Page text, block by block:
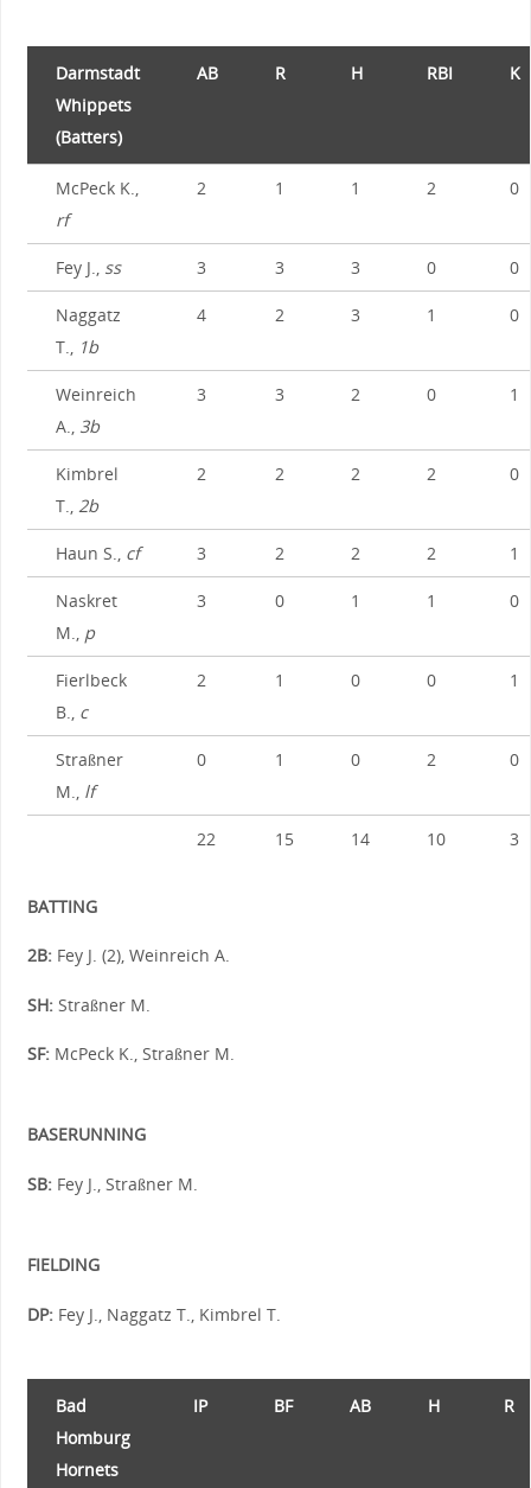
Darmstadt
Whippets
(Batters)
AB R H RBI K
McPeck K.,
rf
2 1 1 2 0
Fey J., ss 3 3 3 0 0
Naggatz
T., 1b
4 2 3 1 0
Weinreich
A., 3b
3 3 2 0 1
Kimbrel
T., 2b
2 2 2 2 0
Haun S., cf 3 2 2 2 1
Naskret
M., p
3 0 1 1 0
Fierlbeck
B., c
2 1 0 0 1
Straßner
M., lf
0 1 0 2 0
22 15 14 10 3
BATTING
2B:Fey J. (2), Weinreich A.
SH:Straßner M.
SF:McPeck K., Straßner M.
BASERUNNING
SB:Fey J., Straßner M.
FIELDING
DP:Fey J., Naggatz T., Kimbrel T.
Bad
Homburg
Hornets
IP BF AB H R